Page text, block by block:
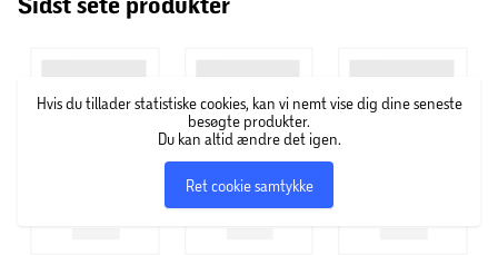
Hvis du tillader statistiske cookies, kan vi nemt vise dig dine seneste
besøgte produkter.
Du kan altid ændre det igen.
Ret cookie samtykke